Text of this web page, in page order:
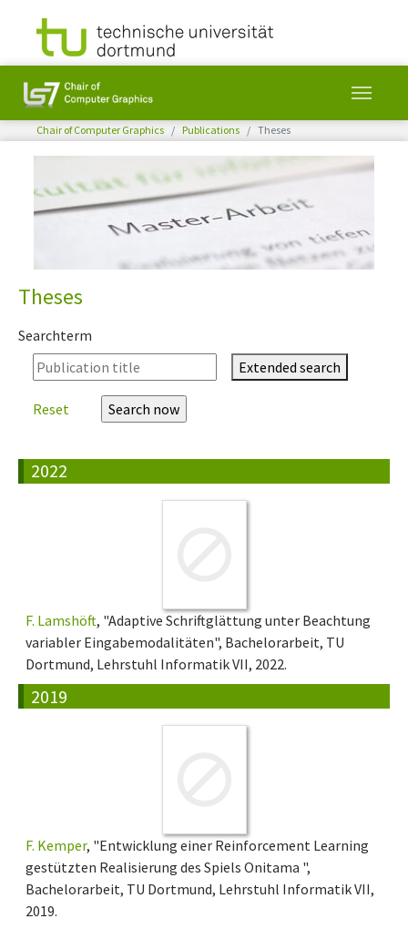
Skip to main content
You are here:
Chair of Computer Graphics Publications Theses
Theses
Searchterm
Extended search
Reset
2022
F. Lamshöft, "Adaptive Schriftglättung unter Beachtung
variabler Eingabemodalitäten", Bachelorarbeit, TU
Dortmund, Lehrstuhl Informatik VII, 2022.
2019
F. Kemper, "Entwicklung einer Reinforcement Learning
gestützten Realisierung des Spiels Onitama ",
Bachelorarbeit, TU Dortmund, Lehrstuhl Informatik VII,
2019.